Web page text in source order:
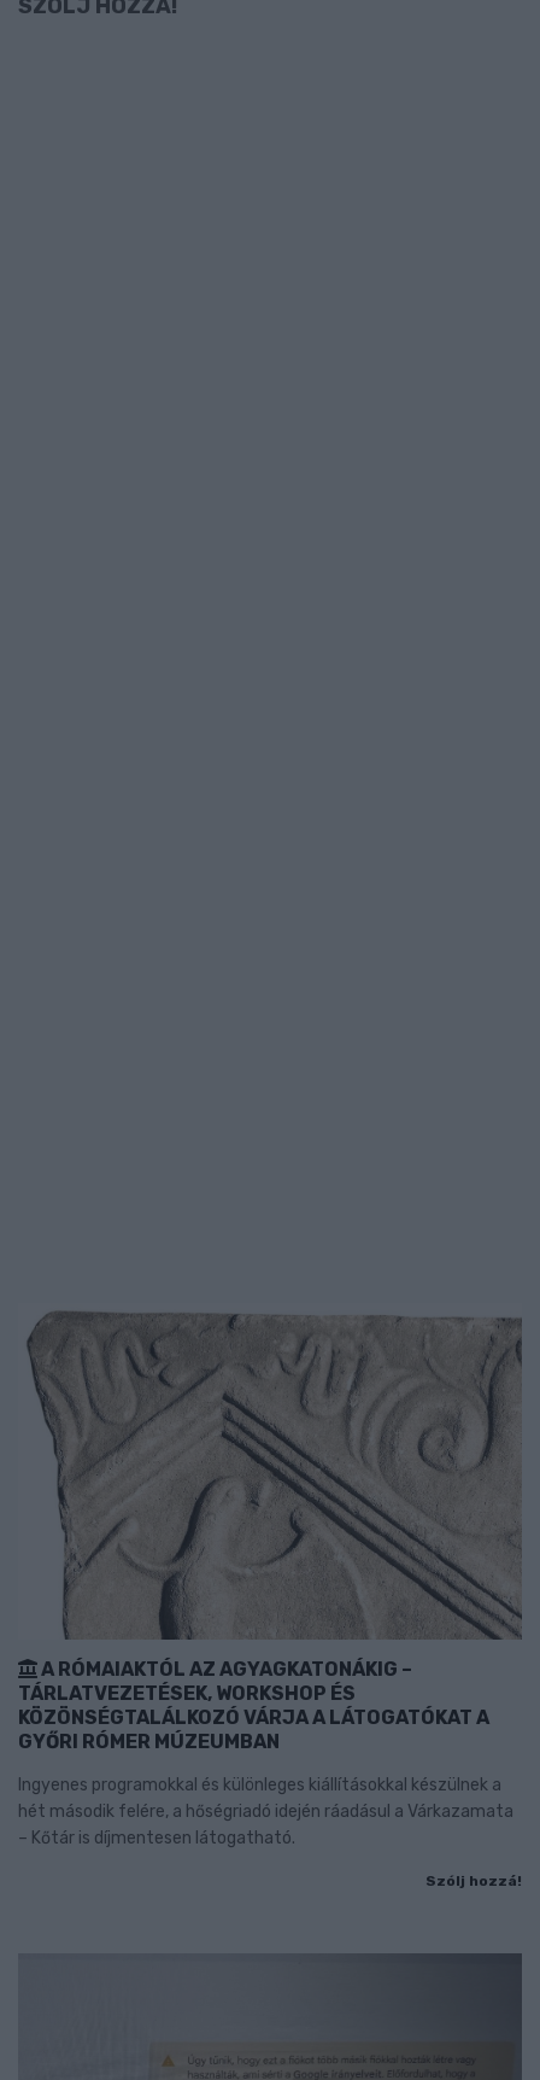
SZÓLJ HOZZÁ!
A RÓMAIAKTÓL AZ AGYAGKATONÁKIG –
TÁRLATVEZETÉSEK, WORKSHOP ÉS
KÖZÖNSÉGTALÁLKOZÓ VÁRJA A LÁTOGATÓKAT A
GYŐRI RÓMER MÚZEUMBAN
Ingyenes programokkal és különleges kiállításokkal készülnek a
hét második felére, a hőségriadó idején ráadásul a Várkazamata
– Kőtár is díjmentesen látogatható.
Szólj hozzá!